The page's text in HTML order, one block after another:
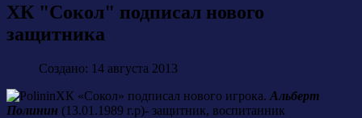
ХК "Сокол" подписал нового
защитника
Создано: 14 августа 2013
ХК «Сокол» подписал нового игрока. Альберт
Полинин (13.01.1989 г.р)- защитник, воспитанник